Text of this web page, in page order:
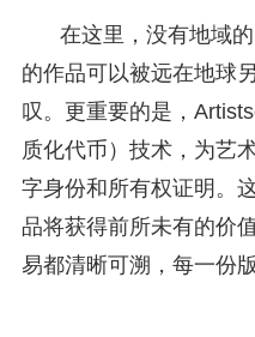
在这里，没有地域
的作品可以被远在地球
叹。更重要的是，
质化代币）技术，为艺
字身份和所有权证明。
品将获得前所未有的价
易都清晰可溯，每一份